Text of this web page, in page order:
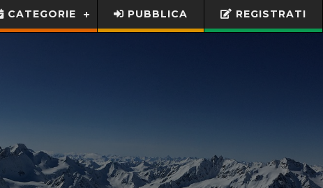
CATEGORIE PUBBLICA REGISTRATI